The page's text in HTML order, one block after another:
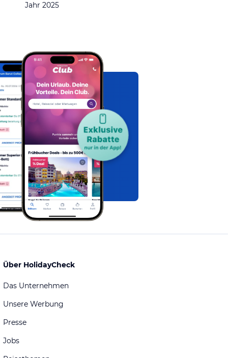
Jahr 2025
Über HolidayCheck
Das Unternehmen
Unsere Werbung
Presse
Jobs